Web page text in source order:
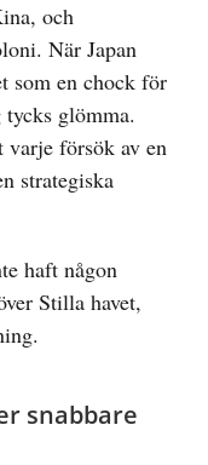
och
När Japan
som en chock för
glömma.
varje försök av en
strategiska
haft någon
Stilla havet,
snabbare